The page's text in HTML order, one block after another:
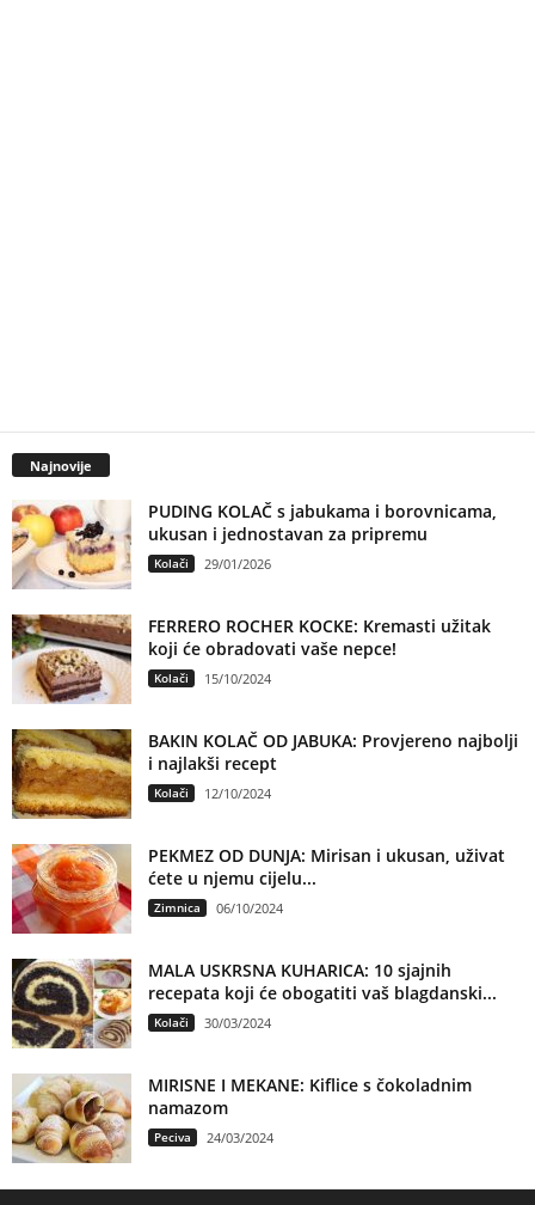
Najnovije
PUDING KOLAČ s jabukama i borovnicama,
ukusan i jednostavan za pripremu
Kolači 29/01/2026
FERRERO ROCHER KOCKE: Kremasti užitak
koji će obradovati vaše nepce!
Kolači 15/10/2024
BAKIN KOLAČ OD JABUKA: Provjereno najbolji
i najlakši recept
Kolači 12/10/2024
PEKMEZ OD DUNJA: Mirisan i ukusan, uživat
ćete u njemu cijelu...
Zimnica 06/10/2024
MALA USKRSNA KUHARICA: 10 sjajnih
recepata koji će obogatiti vaš blagdanski...
Kolači 30/03/2024
MIRISNE I MEKANE: Kiflice s čokoladnim
namazom
Peciva 24/03/2024